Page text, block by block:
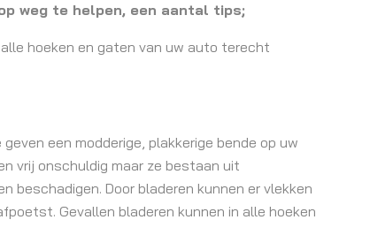
weg te helpen, een aantal tips;
hoeken en gaten van uw auto terecht
een modderige, plakkerige bende op uw
vrij onschuldig maar ze bestaan uit
beschadigen. Door bladeren kunnen er vlekken
Gevallen bladeren kunnen in alle hoeken